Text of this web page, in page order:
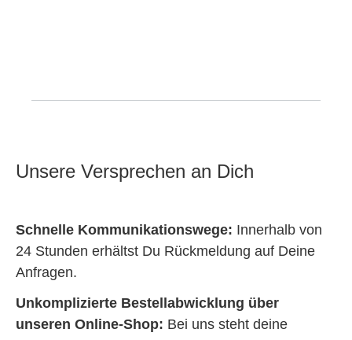
Unsere Versprechen an Dich
Schnelle Kommunikationswege: Innerhalb von
24 Stunden erhältst Du Rückmeldung auf Deine
Anfragen.
Unkomplizierte Bestellabwicklung über
unseren Online-Shop: Bei uns steht deine